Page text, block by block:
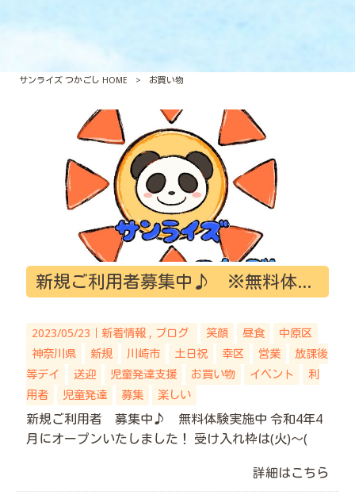
サンライズ つかごし HOME > お買い物
新規ご利用者募集中♪ ※無料体験実施中！
2023/05/23｜ 新着情報 ブログ 笑顔 昼食
中原区
神奈川県
新規 川崎市 土日祝 幸区 営業
放課後
等デイ
送迎 児童発達支援 お買い物 イベント
利
用者
児童発達 募集 楽しい
新規ご利用者 募集中♪ 無料体験実施中 令和4年4
月にオープンいたしました！ 受け入れ枠は(火)～(
詳細はこちら